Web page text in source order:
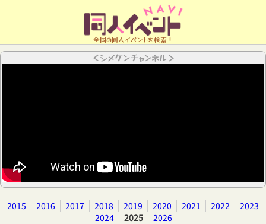
全国の同人イベントを検索！
＜シメケンチャンネル＞
2015 2016 2017 2018 2019 2020 2021 2022
2023
2024
2025 2026